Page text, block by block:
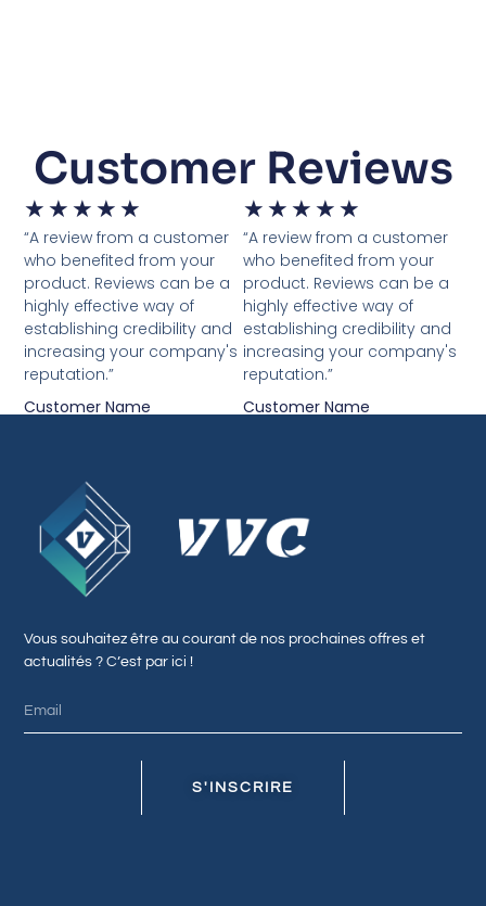
Customer Reviews
★ ★ ★ ★ ★
“A review from a customer
who benefited from your
product. Reviews can be a
highly effective way of
establishing credibility and
increasing your company's
reputation.”
Customer Name
★ ★ ★ ★ ★
“A review from a customer
who benefited from your
product. Reviews can be a
highly effective way of
establishing credibility and
increasing your company's
reputation.”
Customer Name
Vous souhaitez être au courant de nos prochaines offres et
actualités ? C’est par ici !
S'INSCRIRE